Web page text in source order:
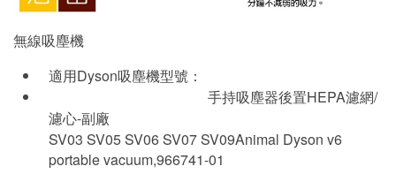
無線吸塵機
適用Dyson吸塵機型號：
手持吸塵器後置HEPA濾網/
濾心-副廠
SV03 SV05 SV06 SV07 SV09Animal Dyson v6
portable vacuum,966741-01